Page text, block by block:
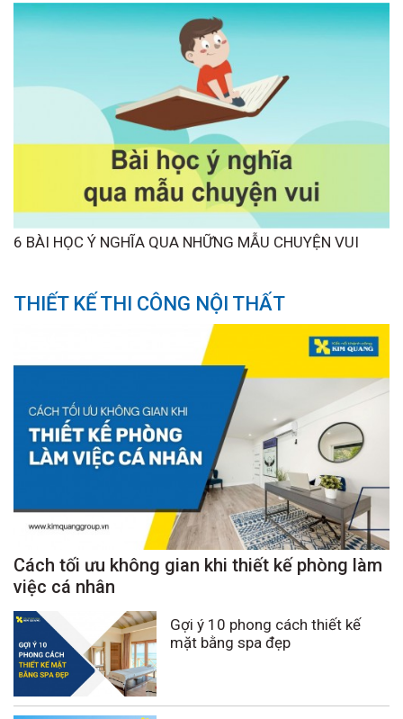
6 BÀI HỌC Ý NGHĨA QUA NHỮNG MẪU CHUYỆN VUI
THIẾT KẾ THI CÔNG NỘI THẤT
Cách tối ưu không gian khi thiết kế phòng làm
việc cá nhân
Gợi ý 10 phong cách thiết kế
mặt bằng spa đẹp